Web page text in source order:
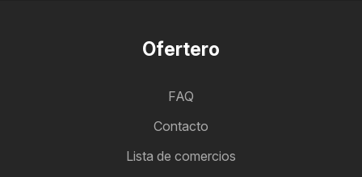
Ofertero
FAQ
Contacto
Lista de comercios